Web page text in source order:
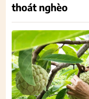
thoát nghèo